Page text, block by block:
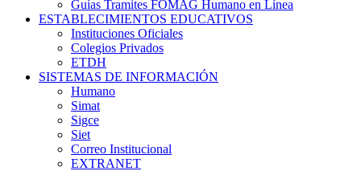
Guías Tramites FOMAG Humano en Línea
ESTABLECIMIENTOS EDUCATIVOS
Instituciones Oficiales
Colegios Privados
ETDH
SISTEMAS DE INFORMACIÓN
Humano
Simat
Sigce
Siet
Correo Institucional
EXTRANET